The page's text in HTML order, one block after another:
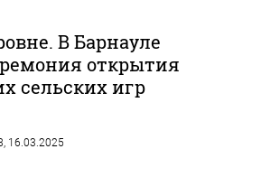
В Барнауле
открытия
сельских игр
16.03.2025